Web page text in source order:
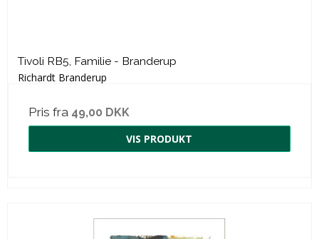
Tivoli RB5, Familie - Branderup
Richardt Branderup
Pris fra 49,00 DKK
VIS PRODUKT